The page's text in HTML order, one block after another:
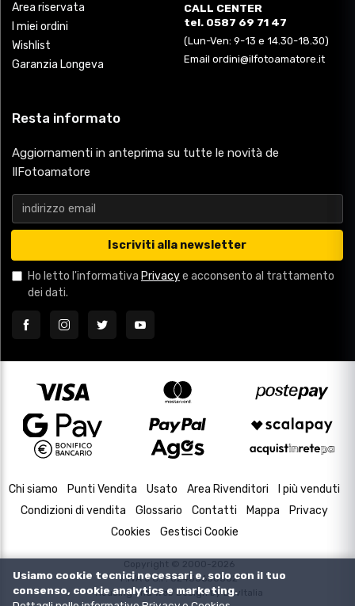
Area riservata
I miei ordini
Wishlist
Garanzia Longeva
CALL CENTER
tel. 0587 69 71 47
(Lun-Ven: 9-13 e 14.30-18.30)
Email ordini@ilfotoamatore.it
Resta informato
Aggiornamenti in anteprima su tutte le novità de
IlFotoamatore
Iscriviti alla newsletter
Ho letto l'informativa Privacye acconsento al trattamento
dei dati.
Chi siamo Punti Vendita Usato Area Rivenditori
I più venduti
Condizioni di vendita
Glossario Contatti Mappa
Privacy
Cookies
Gestisci Cookie
Copyright © 2000-2026
P.IVA e C.F. 02433630502
Housing and Web Design byDevItalia
Usiamo cookie tecnici necessari e, solo con il tuo
consenso, cookie analytics e marketing.